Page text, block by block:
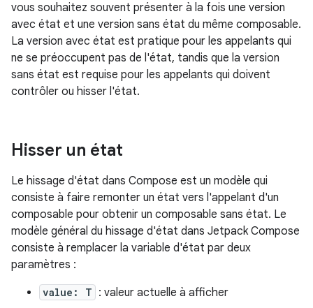
vous souhaitez souvent présenter à la fois une version
avec état et une version sans état du même composable.
La version avec état est pratique pour les appelants qui
ne se préoccupent pas de l'état, tandis que la version
sans état est requise pour les appelants qui doivent
contrôler ou hisser l'état.
Hisser un état
Le hissage d'état dans Compose est un modèle qui
consiste à faire remonter un état vers l'appelant d'un
composable pour obtenir un composable sans état. Le
modèle général du hissage d'état dans Jetpack Compose
consiste à remplacer la variable d'état par deux
paramètres :
value: T : valeur actuelle à afficher